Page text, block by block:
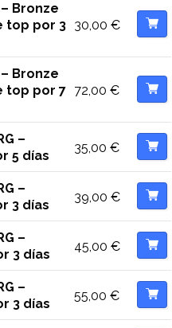
– Bronze
top por 3 30,00 €
– Bronze
top por 7 72,00 €
–
5 días
35,00 €
–
3 días
39,00 €
–
3 días
45,00 €
–
3 días
55,00 €